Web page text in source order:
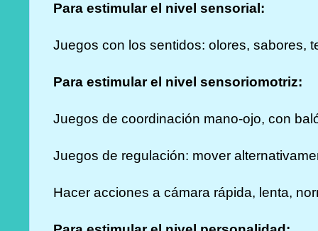
Para estimular el nivel sensorial:
Juegos con los sentidos: olores, sabores,
Para estimular el nivel sensoriomotriz:
Juegos de coordinación mano-ojo, con
Juegos de regulación: mover
Hacer acciones a cámara rápida, lenta,